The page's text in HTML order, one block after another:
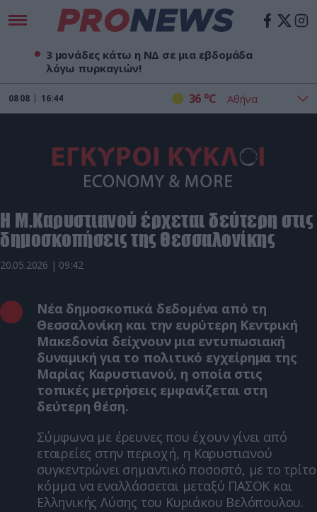
3 μονάδες κάτω η ΝΔ σε μια εβδομάδα
λόγω πυρκαγιών!
08 08 16:44 36 oC
H M.Kαρυστιανού έρχεται δεύτερη στις
δημοσκοπήσεις της Θεσσαλονίκης
20.05.2026 | 09:42
Νέα δημοσκοπικά δεδομένα από τη
Θεσσαλονίκη και την ευρύτερη Κεντρική
Μακεδονία δείχνουν μια εντυπωσιακή
δυναμική για το πολιτικό εγχείρημα της
Μαρίας Καρυστιανού, η οποία στις
τοπικές μετρήσεις εμφανίζεται στη
δεύτερη θέση.
Σύμφωνα με έρευνες που έχουν γίνει από
εταιρείες στην περιοχή, η Καρυστιανού
συγκεντρώνει σημαντικό ποσοστό, με το τρίτο
κόμμα να εναλλάσσεται μεταξύ ΠΑΣΟΚ και
Ελληνικής Λύσης του Κυριάκου Βελόπουλου.